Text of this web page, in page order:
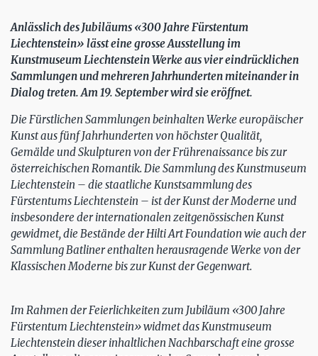
Anlässlich des Jubiläums «300 Jahre Fürstentum
Liechtenstein» lässt eine grosse Ausstellung im
Kunstmuseum Liechtenstein Werke aus vier eindrücklichen
Sammlungen und mehreren Jahrhunderten miteinander in
Dialog treten. Am 19. September wird sie eröffnet.
Die Fürstlichen Sammlungen beinhalten Werke europäischer
Kunst aus fünf Jahrhunderten von höchster Qualität,
Gemälde und Skulpturen von der Frührenaissance bis zur
österreichischen Romantik. Die Sammlung des Kunstmuseum
Liechtenstein – die staatliche Kunstsammlung des
Fürstentums Liechtenstein – ist der Kunst der Moderne und
insbesondere der internationalen zeitgenössischen Kunst
gewidmet, die Bestände der Hilti Art Foundation wie auch der
Sammlung Batliner enthalten herausragende Werke von der
Klassischen Moderne bis zur Kunst der Gegenwart.
Im Rahmen der Feierlichkeiten zum Jubiläum «300 Jahre
Fürstentum Liechtenstein» widmet das Kunstmuseum
Liechtenstein dieser inhaltlichen Nachbarschaft eine grosse